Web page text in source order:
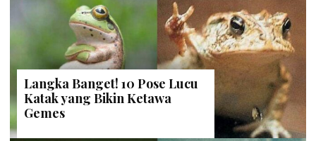
Langka Banget! 10 Pose Lucu
Katak yang Bikin Ketawa
Gemes